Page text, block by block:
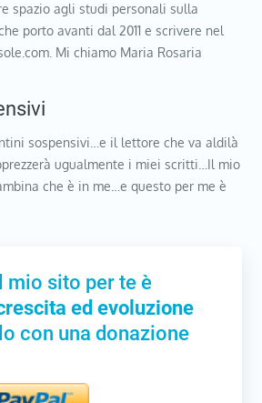
spazio agli studi personali sulla
porto avanti dal 2011 e scrivere nel
Mi chiamo Maria Rosaria
sospensivi…e il lettore che va aldilà
ugualmente i miei scritti…Il mio
che è in me…e questo per me è
mio sito per te è
ed evoluzione
con una donazione